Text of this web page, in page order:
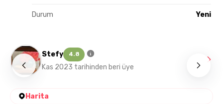
Durum Yeni
Stefy 4.8
Kas 2023 tarihinden beri üye
Harita